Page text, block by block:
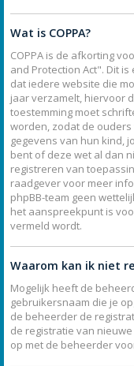
Wat is COPPA?
COPPA is de afkorting
and Protection Act". Dit
dat iedere website die
jaar verzamelt, hiervoor
toestemming moet
worden, zodat de
gegevens van hun kind,
bent of deze wet al dan
registreren van
raadgever voor meer
phpBB-team geen
het aanspreekpunt is
vermeld wordt.
Waarom kan ik niet
Mogelijk heeft de
gebruikersnaam die je
de beheerder de
de registratie van
op met de beheerder